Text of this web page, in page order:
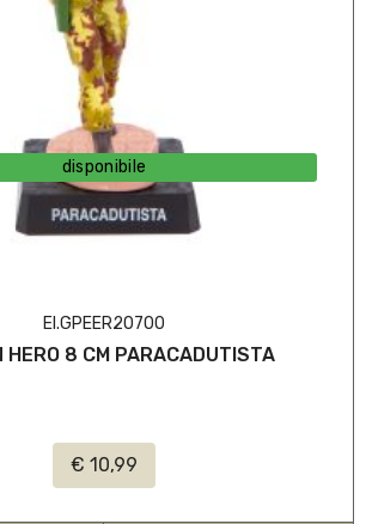
disponibile
EI.GPEER20700
HERO 8 CM PARACADUTISTA
€ 10,99